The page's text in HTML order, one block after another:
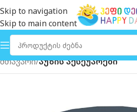
Skip to navigation
Skip to main content
მთავარი აუზის აქსეუარები